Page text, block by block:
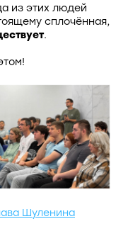
из этих людей
сплочённая,
.
Шуленина